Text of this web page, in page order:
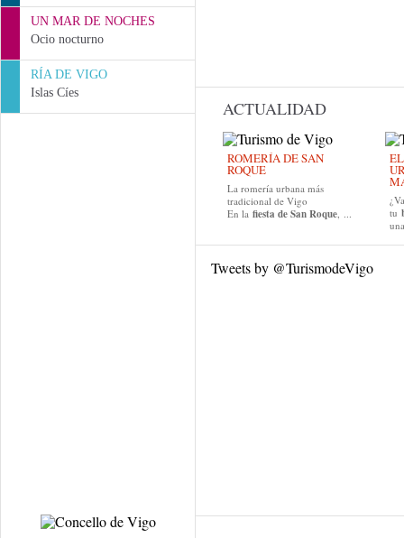
UN MAR DE NOCHES
Ocio nocturno
RÍA DE VIGO
Islas Cíes
ACTUALIDAD
ROMERÍA DE SAN
ROQUE
La romería urbana más
tradicional de Vigo
En la fiesta de San Roque, ...
tu
Tweets by @TurismodeVigo